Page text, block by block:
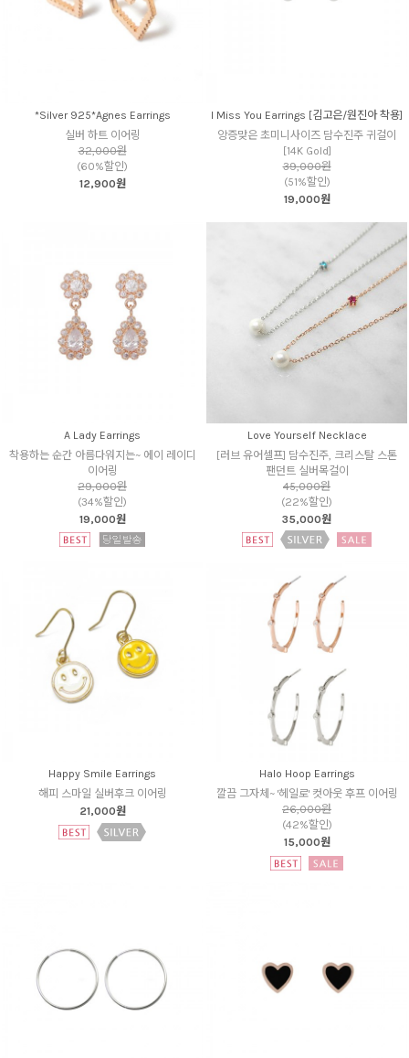
*Silver 925*Agnes Earrings
실버 하트 이어링
32,000원
(60%할인)
12,900원
I Miss You Earrings [김고은/원진아 착용]
앙증맞은 초미니사이즈 담수진주 귀걸이
[14K Gold]
39,000원
(51%할인)
19,000원
A Lady Earrings
착용하는 순간 아름다워지는~ 에이 레이디
이어링
29,000원
(34%할인)
19,000원
Love Yourself Necklace
[러브 유어셀프] 담수진주, 크리스탈 스톤
팬던트 실버목걸이
45,000원
(22%할인)
35,000원
Happy Smile Earrings
해피 스마일 실버후크 이어링
21,000원
Halo Hoop Earrings
깔끔 그자체~ '헤일로' 컷아웃 후프 이어링
26,000원
(42%할인)
15,000원